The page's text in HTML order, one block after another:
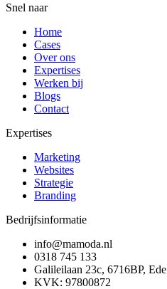
Snel naar
Home
Cases
Over ons
Expertises
Werken bij
Blogs
Contact
Expertises
Marketing
Websites
Strategie
Branding
Bedrijfsinformatie
info@mamoda.nl
0318 745 133
Galileilaan 23c, 6716BP, Ede
KVK: 97800872